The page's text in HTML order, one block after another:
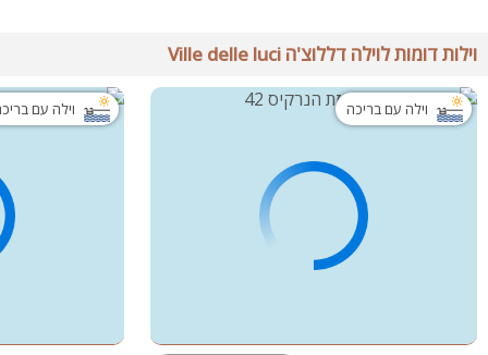
וילות דומות לוילה דללוצ'ה Ville delle luci
וילה עם בריכה וילה עם